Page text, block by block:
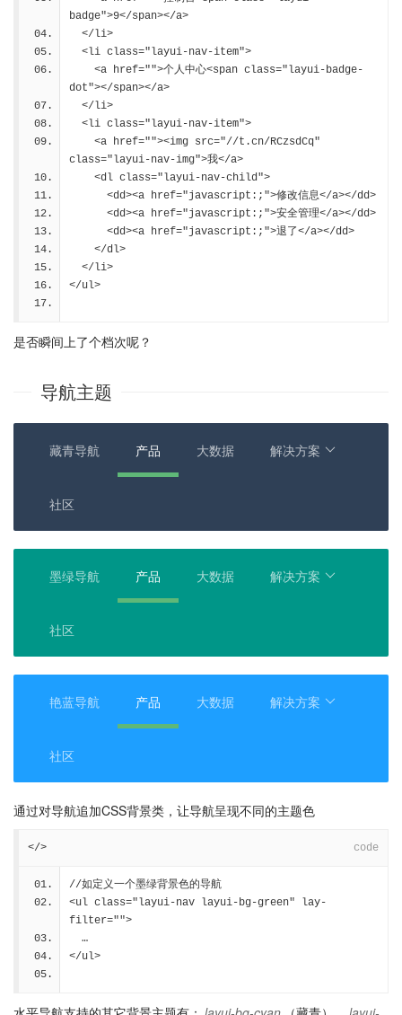
badge">9</span></a>
  </li>
  <li class="layui-nav-item">
dot"></span></a>
  </li>
  <li class="layui-nav-item">
class="layui-nav-img">我</a>
    <dl class="layui-nav-child">
      <dd><a href="javascript:;">修改信息</a></dd>
      <dd><a href="javascript:;">安全管理</a></dd>
      <dd><a href="javascript:;">退了</a></dd>
    </dl>
  </li>
</ul>
是否瞬间上了个档次呢？
导航主题
藏青导航 产品 大数据 解决方案
社区
墨绿导航 产品 大数据 解决方案
社区
艳蓝导航 产品 大数据 解决方案
社区
通过对导航追加CSS背景类，让导航呈现不同的主题色
</> code
//如定义一个墨绿背景色的导航
<ul class="layui-nav layui-bg-green" lay-
filter="">
  …
</ul>